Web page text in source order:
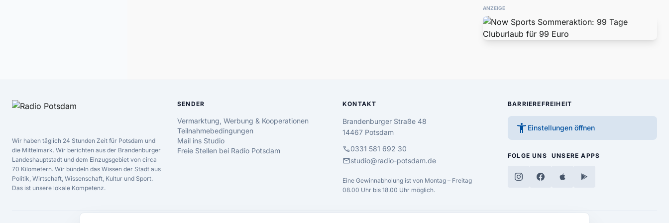
ANZEIGE
Wir haben täglich 24 Stunden Zeit für Potsdam und
die Mittelmark. Wir berichten aus der Brandenburger
Landeshauptstadt und dem Einzugsgebiet von circa
70 Kilometern. Wir bündeln das Wissen der Stadt aus
Politik, Wirtschaft, Wissenschaft, Kultur und Sport.
Das ist unsere lokale Kompetenz.
SENDER
Vermarktung, Werbung & Kooperationen
Teilnahmebedingungen
Mail ins Studio
Freie Stellen bei Radio Potsdam
KONTAKT
Brandenburger Straße 48
14467 Potsdam
call0331 581 692 30
mailstudio@radio-potsdam.de
Eine Gewinnabholung ist von Montag – Freitag
08.00 Uhr bis 18.00 Uhr möglich.
BARRIEREFREIHEIT
accessibility_new Einstellungen öffnen
FOLGE UNS UNSERE APPS